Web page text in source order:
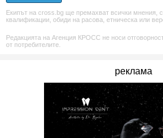
Екипът на cross.bg ще премахват всички мнения,
квалификации, обиди на расова, етническа или
Редакцията на Агенция КРОСС не носи
от потребителите.
реклама